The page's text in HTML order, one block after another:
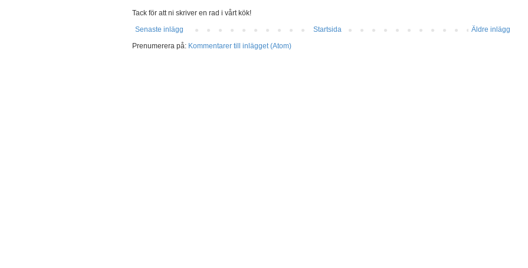
Tack för att ni skriver en rad i vårt kök!
Senaste inlägg
Äldre inlägg
Startsida
Prenumerera på: Kommentarer till inlägget (Atom)